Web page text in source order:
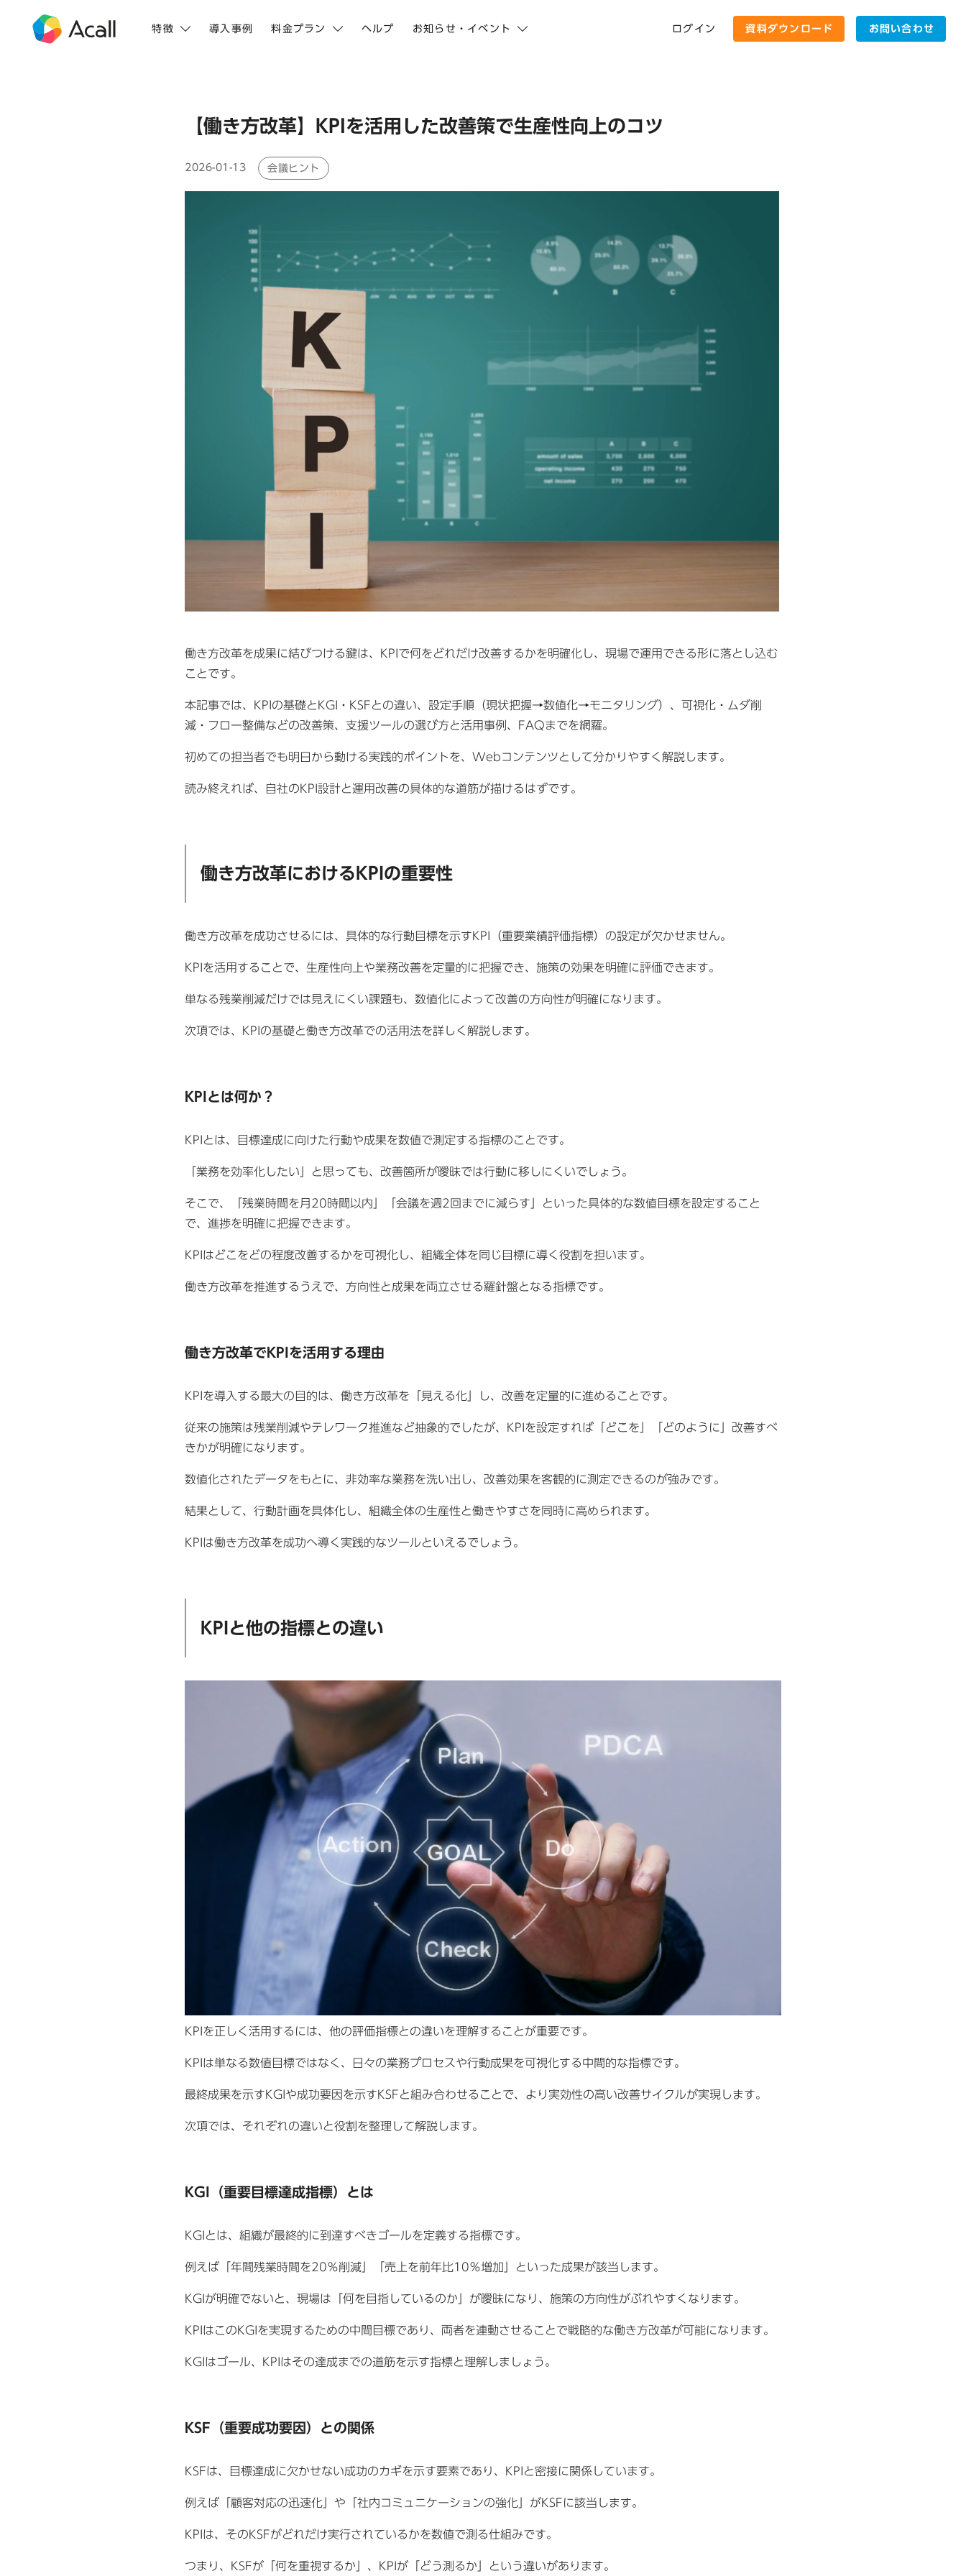
特徴 導入事例 料金プラン ヘルプ お知らせ・イベント ログイン 資料ダウンロード お問い合わせ
【働き方改革】KPIを活用した改善策で生産性向上のコツ
2026-01-13 会議ヒント
働き方改革を成果に結びつける鍵は、KPIで何をどれだけ改善するかを明確化し、現場で運用できる形に落とし込む
ことです。
本記事では、KPIの基礎とKGI・KSFとの違い、設定手順（現状把握→数値化→モニタリング）、可視化・ムダ削
減・フロー整備などの改善策、支援ツールの選び方と活用事例、FAQまでを網羅。
初めての担当者でも明日から動ける実践的ポイントを、Webコンテンツとして分かりやすく解説します。
読み終えれば、自社のKPI設計と運用改善の具体的な道筋が描けるはずです。
働き方改革におけるKPIの重要性
働き方改革を成功させるには、具体的な行動目標を示すKPI（重要業績評価指標）の設定が欠かせません。
KPIを活用することで、生産性向上や業務改善を定量的に把握でき、施策の効果を明確に評価できます。
単なる残業削減だけでは見えにくい課題も、数値化によって改善の方向性が明確になります。
次項では、KPIの基礎と働き方改革での活用法を詳しく解説します。
KPIとは何か？
KPIとは、目標達成に向けた行動や成果を数値で測定する指標のことです。
「業務を効率化したい」と思っても、改善箇所が曖昧では行動に移しにくいでしょう。
そこで、「残業時間を月20時間以内」「会議を週2回までに減らす」といった具体的な数値目標を設定すること
で、進捗を明確に把握できます。
KPIはどこをどの程度改善するかを可視化し、組織全体を同じ目標に導く役割を担います。
働き方改革を推進するうえで、方向性と成果を両立させる羅針盤となる指標です。
働き方改革でKPIを活用する理由
KPIを導入する最大の目的は、働き方改革を「見える化」し、改善を定量的に進めることです。
従来の施策は残業削減やテレワーク推進など抽象的でしたが、KPIを設定すれば「どこを」「どのように」改善すべ
きかが明確になります。
数値化されたデータをもとに、非効率な業務を洗い出し、改善効果を客観的に測定できるのが強みです。
結果として、行動計画を具体化し、組織全体の生産性と働きやすさを同時に高められます。
KPIは働き方改革を成功へ導く実践的なツールといえるでしょう。
KPIと他の指標との違い
KPIを正しく活用するには、他の評価指標との違いを理解することが重要です。
KPIは単なる数値目標ではなく、日々の業務プロセスや行動成果を可視化する中間的な指標です。
最終成果を示すKGIや成功要因を示すKSFと組み合わせることで、より実効性の高い改善サイクルが実現します。
次項では、それぞれの違いと役割を整理して解説します。
KGI（重要目標達成指標）とは
KGIとは、組織が最終的に到達すべきゴールを定義する指標です。
例えば「年間残業時間を20％削減」「売上を前年比10％増加」といった成果が該当します。
KGIが明確でないと、現場は「何を目指しているのか」が曖昧になり、施策の方向性がぶれやすくなります。
KPIはこのKGIを実現するための中間目標であり、両者を連動させることで戦略的な働き方改革が可能になります。
KGIはゴール、KPIはその達成までの道筋を示す指標と理解しましょう。
KSF（重要成功要因）との関係
KSFは、目標達成に欠かせない成功のカギを示す要素であり、KPIと密接に関係しています。
例えば「顧客対応の迅速化」や「社内コミュニケーションの強化」がKSFに該当します。
KPIは、そのKSFがどれだけ実行されているかを数値で測る仕組みです。
つまり、KSFが「何を重視するか」、KPIが「どう測るか」という違いがあります。